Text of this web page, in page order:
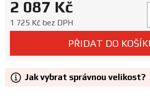
Prodejny
2 087 Kč
1 725 Kč bez DPH
PŘIDAT DO
Jak vybrat správnou velikost?